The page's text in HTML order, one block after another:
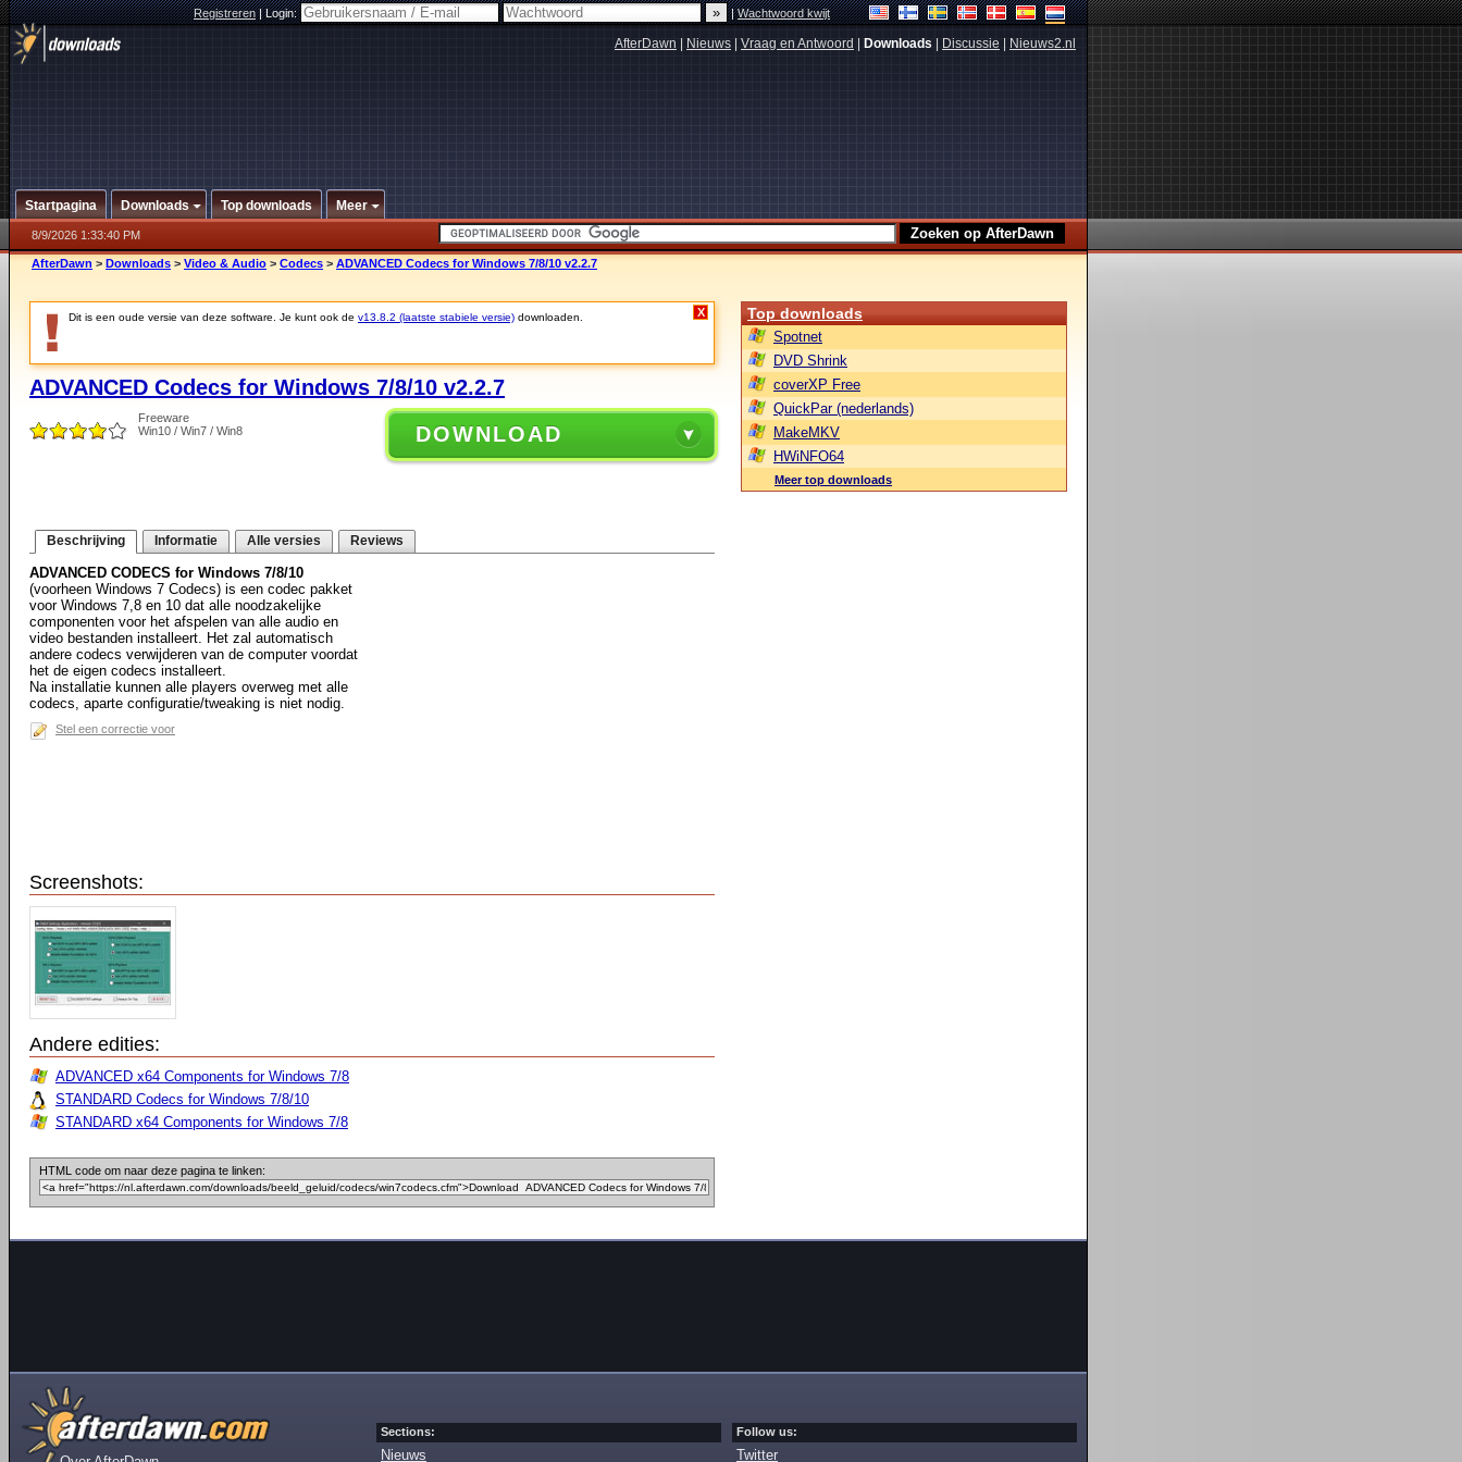
Registreren|Login: |Wachtwoord kwijt
AfterDawn Nieuws Vraag en Antwoord Downloads Discussie Nieuws2.nl
Startpagina Downloads Top downloads Meer
8/9/2026 1:33:40 PM
AfterDawn > Downloads > Video & Audio > Codecs > ADVANCED Codecs for Windows 7/8/10 v2.2.7
Dit is een oude versie van deze software. Je kunt ook de v13.8.2 (laatste stabiele versie) downloaden. X
ADVANCED Codecs for Windows 7/8/10 v2.2.7
Freeware
Win10 / Win7 / Win8
DOWNLOAD
Beschrijving Informatie Alle versies Reviews
ADVANCED CODECS for Windows 7/8/10
(voorheen Windows 7 Codecs) is een codec pakket
voor Windows 7,8 en 10 dat alle noodzakelijke
componenten voor het afspelen van alle audio en
video bestanden installeert. Het zal automatisch
andere codecs verwijderen van de computer voordat
het de eigen codecs installeert.
Na installatie kunnen alle players overweg met alle
codecs, aparte configuratie/tweaking is niet nodig.
Stel een correctie voor
Screenshots:
Andere edities:
ADVANCED x64 Components for Windows 7/8
STANDARD Codecs for Windows 7/8/10
STANDARD x64 Components for Windows 7/8
HTML code om naar deze pagina te linken:
Top downloads
Spotnet
DVD Shrink
coverXP Free
QuickPar (nederlands)
MakeMKV
HWiNFO64
Meer top downloads
Sections:
Nieuws
Follow us:
Twitter